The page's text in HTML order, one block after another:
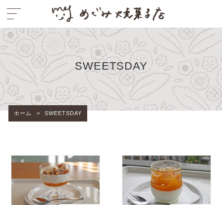
SWEETSDAY
ホーム > SWEETSDAY